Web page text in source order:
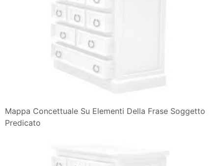
Mappa Concettuale Su Elementi Della Frase Soggetto
Predicato